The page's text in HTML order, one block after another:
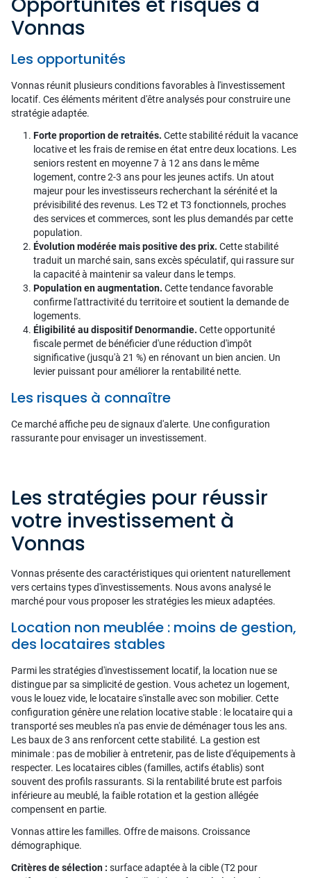
Vonnas
Les opportunités
Vonnas réunit plusieurs conditions favorables à l'investissement
locatif. Ces éléments méritent d'être analysés pour construire une
stratégie adaptée.
Forte proportion de retraités. Cette stabilité réduit la vacance
locative et les frais de remise en état entre deux locations. Les
seniors restent en moyenne 7 à 12 ans dans le même
logement, contre 2-3 ans pour les jeunes actifs. Un atout
majeur pour les investisseurs recherchant la sérénité et la
prévisibilité des revenus. Les T2 et T3 fonctionnels, proches
des services et commerces, sont les plus demandés par cette
population.
Évolution modérée mais positive des prix. Cette stabilité
traduit un marché sain, sans excès spéculatif, qui rassure sur
la capacité à maintenir sa valeur dans le temps.
Population en augmentation. Cette tendance favorable
confirme l'attractivité du territoire et soutient la demande de
logements.
Éligibilité au dispositif Denormandie. Cette opportunité
fiscale permet de bénéficier d'une réduction d'impôt
significative (jusqu'à 21 %) en rénovant un bien ancien. Un
levier puissant pour améliorer la rentabilité nette.
Les risques à connaître
Ce marché affiche peu de signaux d'alerte. Une configuration
rassurante pour envisager un investissement.
Les stratégies pour réussir
votre investissement à
Vonnas
Vonnas présente des caractéristiques qui orientent naturellement
vers certains types d'investissements. Nous avons analysé le
marché pour vous proposer les stratégies les mieux adaptées.
Location non meublée : moins de gestion,
des locataires stables
Parmi les stratégies d'investissement locatif, la location nue se
distingue par sa simplicité de gestion. Vous achetez un logement,
vous le louez vide, le locataire s'installe avec son mobilier. Cette
configuration génère une relation locative stable : le locataire qui a
transporté ses meubles n'a pas envie de déménager tous les ans.
Les baux de 3 ans renforcent cette stabilité. La gestion est
minimale : pas de mobilier à entretenir, pas de liste d'équipements à
respecter. Les locataires cibles (familles, actifs établis) sont
souvent des profils rassurants. Si la rentabilité brute est parfois
inférieure au meublé, la faible rotation et la gestion allégée
compensent en partie.
Vonnas attire les familles. Offre de maisons. Croissance
démographique.
Critères de sélection : surface adaptée à la cible (T2 pour